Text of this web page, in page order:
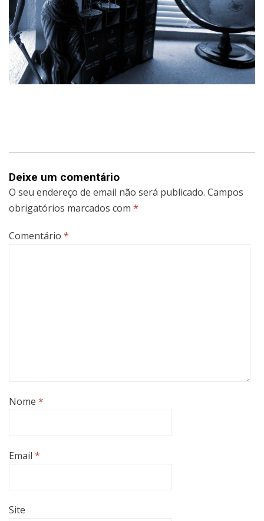
Deixe um comentário
O seu endereço de email não será publicado. Campos
obrigatórios marcados com *
Comentário *
Nome *
Email *
Site